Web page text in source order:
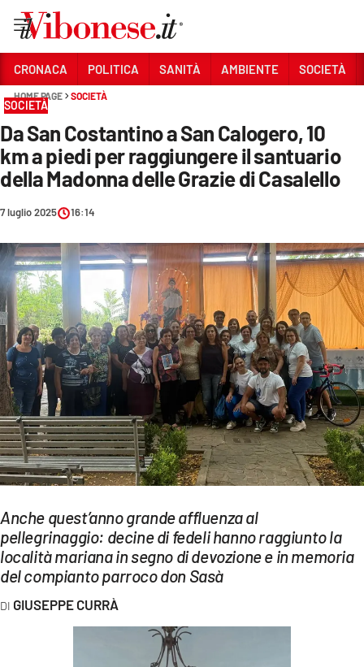
Sezioni
CRONACA
POLITICA
SOCIETÀ
CULTURA
ECONOMIA E LAVORO
EVENTI
SPORT
Streaming
LAC TV
LAC NETWORK
LAC ONAIR
LaC
Network
CRONACA POLITICA SANITÀ AMBIENTE SOCIETÀ
HOME PAGE SOCIETÀ
SOCIETÀ
Da San Costantino a San Calogero, 10
km a piedi per raggiungere il santuario
della Madonna delle Grazie di Casalello
7 luglio 2025 16:14
Anche quest’anno grande affluenza al
pellegrinaggio: decine di fedeli hanno raggiunto la
località mariana in segno di devozione e in memoria
del compianto parroco don Sasà
GIUSEPPE CURRÀ